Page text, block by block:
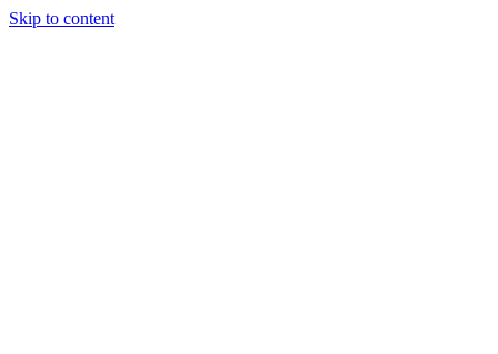
Skip to content